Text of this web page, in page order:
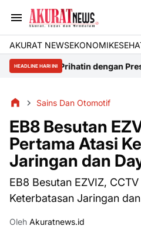
AKURAT NEWSEKONOMI
HEADLINE HARI INI
Prihatin dengan Presiden
Sains Dan Otomotif
EB8 Besutan
Pertama Atasi
Jaringan dan
EB8 Besutan EZVIZ,
Keterbatasan Jaringan
Oleh Akuratnews.id